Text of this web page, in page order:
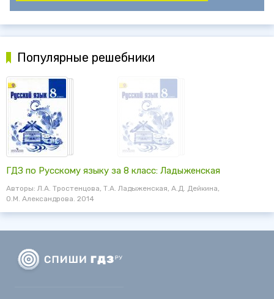
Популярные решебники
ГДЗ по Русскому языку за 8 класс: Ладыженская
Авторы: Л.А. Тростенцова, Т.А. Ладыженская, А.Д. Дейкина,
О.М. Александрова. 2014